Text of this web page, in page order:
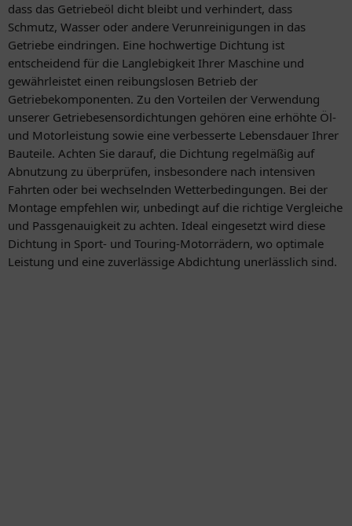
dass das Getriebeöl dicht bleibt und verhindert, dass
Schmutz, Wasser oder andere Verunreinigungen in das
Getriebe eindringen. Eine hochwertige Dichtung ist
entscheidend für die Langlebigkeit Ihrer Maschine und
gewährleistet einen reibungslosen Betrieb der
Getriebekomponenten. Zu den Vorteilen der Verwendung
unserer Getriebesensordichtungen gehören eine erhöhte Öl-
und Motorleistung sowie eine verbesserte Lebensdauer Ihrer
Bauteile. Achten Sie darauf, die Dichtung regelmäßig auf
Abnutzung zu überprüfen, insbesondere nach intensiven
Fahrten oder bei wechselnden Wetterbedingungen. Bei der
Montage empfehlen wir, unbedingt auf die richtige Vergleiche
und Passgenauigkeit zu achten. Ideal eingesetzt wird diese
Dichtung in Sport- und Touring-Motorrädern, wo optimale
Leistung und eine zuverlässige Abdichtung unerlässlich sind.